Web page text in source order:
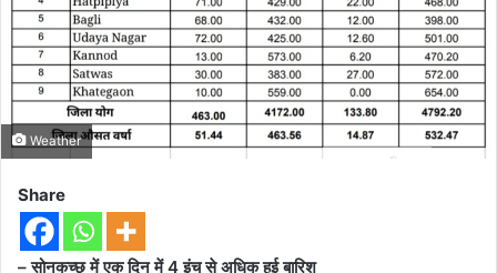
Weather
Share
– सोनकच्छ में एक दिन में 4 इंच से अधिक हुई बारिश